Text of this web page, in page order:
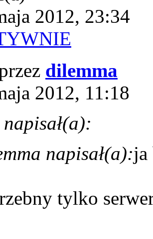
2012, 23:34
dilemma
2012, 11:18
napisał(a):ja
tylko